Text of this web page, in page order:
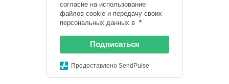
согласие на использование
файлов cookie и передачу своих
персональных данных в *
Подписаться
Предоставлено SendPulse